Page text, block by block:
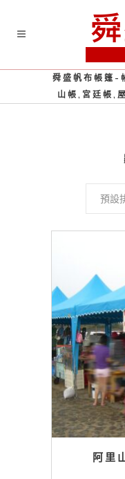
舜盛帆布帳篷-
山帳,宮廷帳,
預設
阿里